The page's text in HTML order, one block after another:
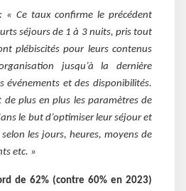
Ce taux confirme le précédent
séjours de 1 à 3 nuits, pris tout
plébiscités pour leurs contenus
jusqu’à la dernière
événements et des disponibilités.
de plus en plus les paramètres de
le but d’optimiser leur séjour et
les jours, heures, moyens de
etc. »
de 62% (contre 60% en 2023)